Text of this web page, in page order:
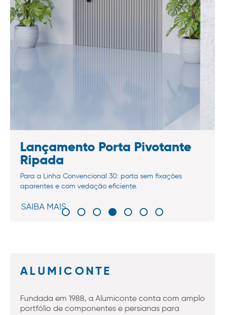
Lançamento Porta Pivotante
Ripada
Para a Linha Convencional 30: porta sem fixações
aparentes e com vedação eficiente.
SAIBA MAIS
ALUMICONTE
Fundada em 1988, a Alumiconte conta com amplo
portfólio de componentes e persianas para